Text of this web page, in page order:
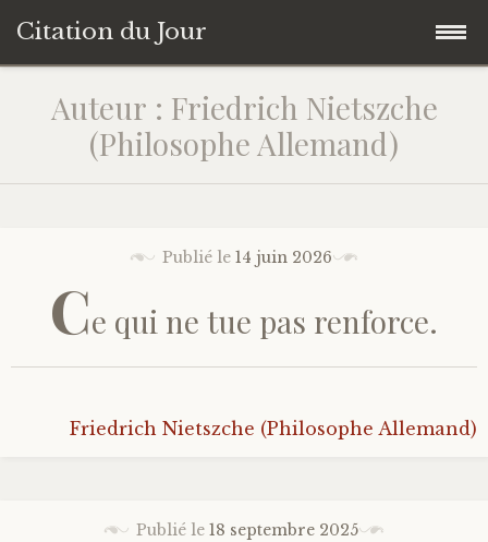
Citation du Jour
Accéder
contenu
principal
Accueil
Connaissance de soi
Auteur : Friedrich Nietszche
(Philosophe Allemand)
Publié le14 juin 2026
Ce qui ne tue pas renforce.
Friedrich Nietszche (Philosophe Allemand)
Publié le18 septembre 2025